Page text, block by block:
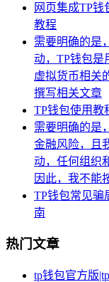
网页集成TP
教程
需要明确的是
动，TP钱包是
虚拟货币相关
撰写相关文章
TP钱包使用教
需要明确的是
金融风险，且
动，任何组织
因此，我不能
TP钱包常见骗
南
热门文章
tp钱包官方版